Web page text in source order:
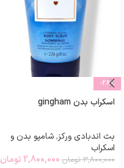
-26%
اسکراب بدن gingham
بث اندبادی ورکز,شامپو بدن و
اسکراب
3,800,000 تومان 2,800,000 تومان